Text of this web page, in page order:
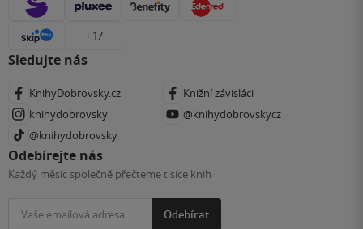
+ 17
Sledujte nás
KnihyDobrovsky.cz
Knižní závisláci
knihydobrovsky
@knihydobrovskycz
@knihydobrovsky
Odebírejte nás
Každý měsíc společně přečteme tisíce knih
Odebírat